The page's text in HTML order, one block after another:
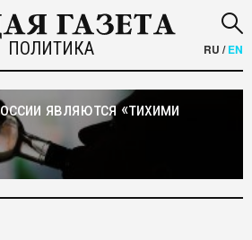
ПОЛИТИКА RU /EN
являются «тихими